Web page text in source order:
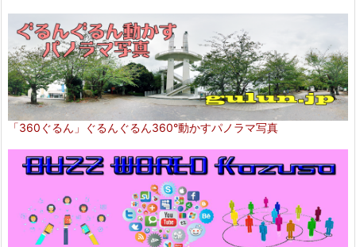
「360ぐるん」ぐるんぐるん360°動かすパノラマ写真